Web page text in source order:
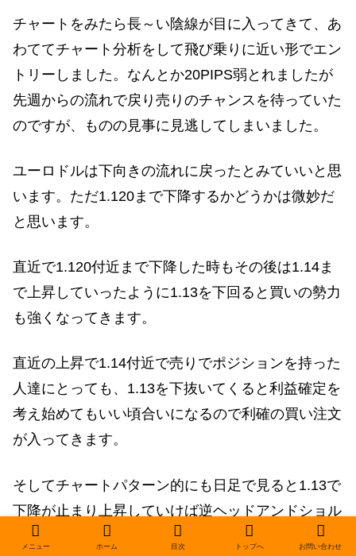
チャートをみたら長～い陰線が目に入ってきて、あ
わててチャート分析をして飛び乗りに近い形でエン
トリーしました。なんとか20PIPS弱とれましたが
先週からの流れで戻り売りのチャンスを待っていた
のですが、ものの見事に見逃してしまいました。
ユーロドルは下向きの流れに戻ったとみていいと思
います。ただ1.120まで下降するかどうかは微妙だ
と思います。
直近で1.120付近まで下降した時もその後は1.14ま
で上昇していったように1.13を下回ると買いの勢力
も強くなってきます。
直近の上昇で1.14付近で売りでポジションを持った
人達にとっても、1.13を下抜いてくると利益確定を
考え始めてもいい頃合いになるので利確の買い注文
が入ってきます。
そしてチャートパターン的にも日足で見ると1.13で
下降が止まり上昇していけば逆ヘッドアンドショル
ダーが期待できます。
メニュー ホーム 目次 トップへ お問い合わせ